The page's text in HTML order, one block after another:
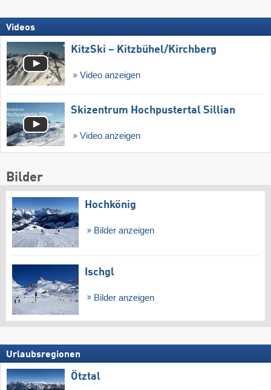
Videos
KitzSki – Kitzbühel/​Kirchberg
Video anzeigen
Skizentrum Hochpustertal Sillian
Video anzeigen
Bilder
Hochkönig
Bilder anzeigen
Ischgl
Bilder anzeigen
Urlaubsregionen
Ötztal